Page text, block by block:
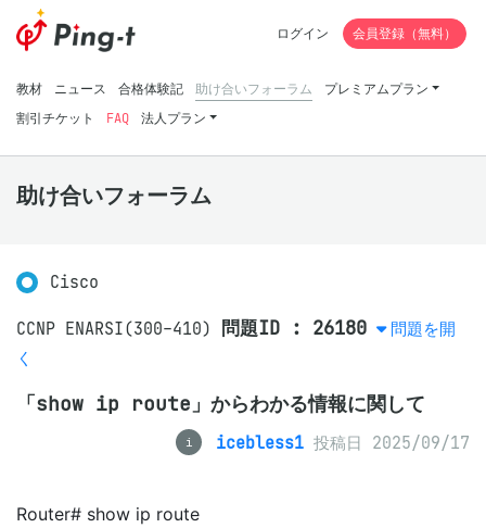
教材 ニュース 合格体験記 助け合いフォーラム
プレミアムプラン
割引チケット
FAQ 法人プラン
ログイン 会員登録（無料）
助け合いフォーラム
Cisco
CCNP ENARSI(300-410) 問題ID : 26180
問題を開
く
「show ip route」からわかる情報に関して
i icebless1 投稿日 2025/09/17
Router# show ip route